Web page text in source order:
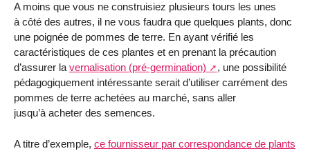
A moins que vous ne construisiez plusieurs tours les unes
à côté des autres, il ne vous faudra que quelques plants, donc
une poignée de pommes de terre. En ayant vérifié les
caractéristiques de ces plantes et en prenant la précaution
d’assurer la vernalisation (pré-germination)
, une possibilité
pédagogiquement intéressante serait d’utiliser carrément des
pommes de terre achetées au marché, sans aller
jusqu’à acheter des semences.
A titre d’exemple, ce fournisseur par correspondance de plants